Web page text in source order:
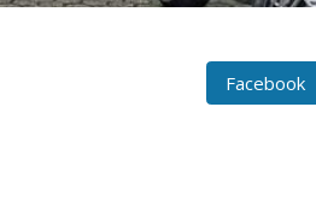
Facebook